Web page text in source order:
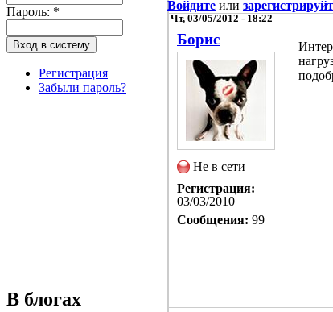
Пароль: *
Регистрация
Забыли пароль?
В блогах
Войдите или
Чт, 03/05/2012 - 18:22
Борис
Не в сети
Регистрация:
03/03/2010
Сообщения: 99